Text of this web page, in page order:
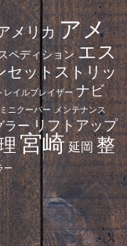
メリカアメ
ペディション エス
セットストリッ
レイルブレイザー ナビ
ミニクーパー メンテナンス
ラーリフトアップ
宮崎延岡整
ー